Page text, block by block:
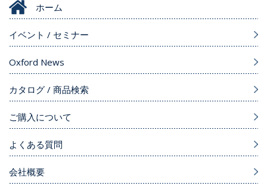
ホーム
イベント / セミナー
Oxford News
カタログ / 商品検索
ご購入について
よくある質問
会社概要